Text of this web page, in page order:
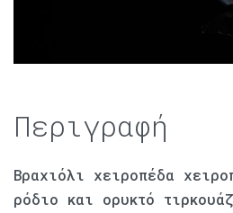
Περιγραφή
Βραχιόλι χειροπέδα
ρόδιο και ορυκτό